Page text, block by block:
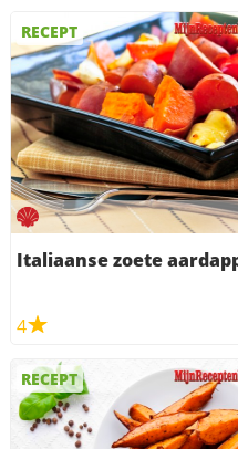
RECEPT
Italiaanse zoete
4
RECEPT